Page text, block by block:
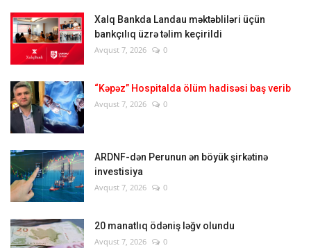
Xalq Bankda Landau məktəbliləri üçün
bankçılıq üzrə təlim keçirildi
Avqust 7, 2026 0
“Kəpəz” Hospitalda ölüm hadisəsi baş verib
Avqust 7, 2026 0
ARDNF-dən Perunun ən böyük şirkətinə
investisiya
Avqust 7, 2026 0
20 manatlıq ödəniş ləğv olundu
Avqust 7, 2026 0